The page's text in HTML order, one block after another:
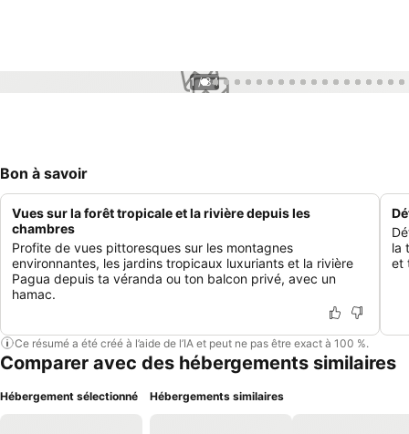
1 / 34
Bon à savoir
Vues sur la forêt tropicale et la rivière depuis les
chambres
Profite de vues pittoresques sur les montagnes
environnantes, les jardins tropicaux luxuriants et la rivière
Pagua depuis ta véranda ou ton balcon privé, avec un
hamac.
la
et
Ce résumé a été créé à l’aide de l’IA et peut ne pas être exact à 100 %.
Comparer avec des hébergements similaires
Hébergement sélectionné Hébergements similaires